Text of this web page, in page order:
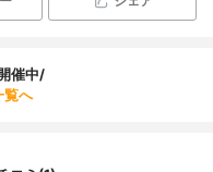
催中/
覧へ